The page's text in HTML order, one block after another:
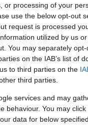
or processing of your
use the below opt-out
request is processed
utilized by us
You may separately
on the IAB’s list of
to third parties on the
third parties.
services and may
behaviour. You may
data for below
Ambrus Marcsi)
során sok
is. Ebből
jelentette, eddig
az volt, hogy